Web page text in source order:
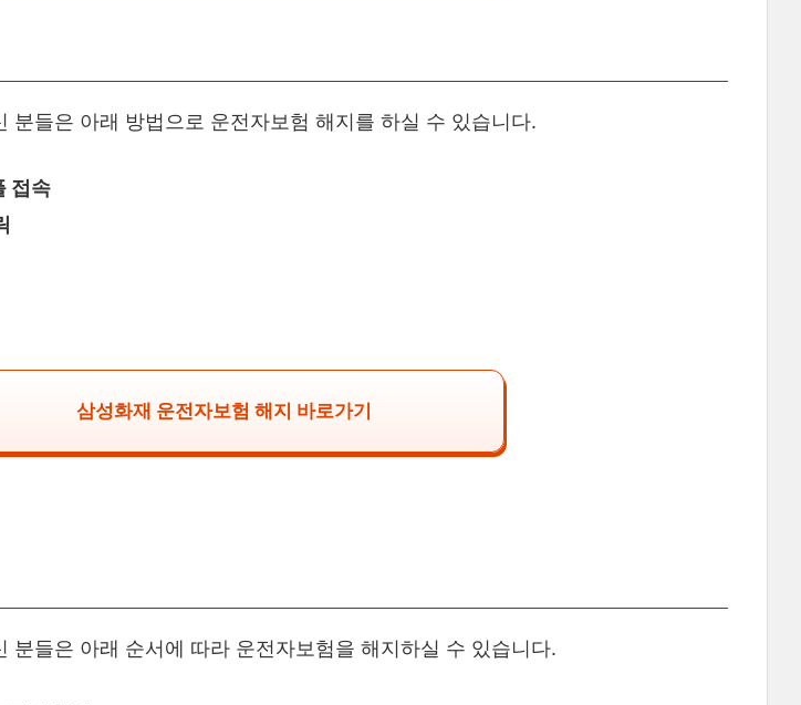
분들은 아래 방법으로 운전자보험 해지를 하실 수 있습니다.
접속
삼성화재 운전자보험 해지 바로가기
분들은 아래 순서에 따라 운전자보험을 해지하실 수 있습니다.